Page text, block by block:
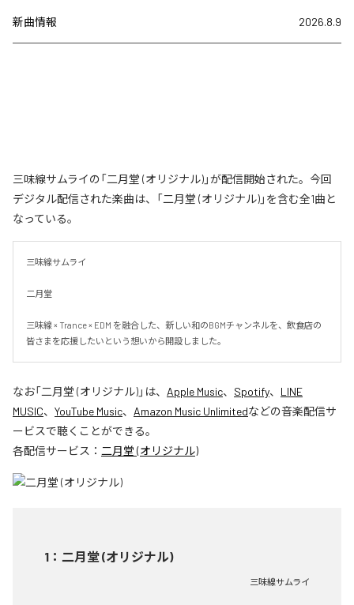
新曲情報 2026.8.9
三味線サムライの「二月堂 (オリジナル)」が配信開始された。今回
デジタル配信された楽曲は、「二月堂 (オリジナル)」を含む全1曲と
なっている。
三味線サムライ
二月堂
三味線 × Trance × EDM を融合した、新しい和のBGMチャンネルを、飲食店の
皆さまを応援したいという想いから開設しました。
なお「二月堂 (オリジナル)」は、 Apple Music、 Spotify、 LINE
MUSIC、 YouTube Music、 Amazon Music Unlimitedなどの音楽配信サ
ービスで聴くことができる。
各配信サービス： 二月堂 (オリジナル)
1 ： 二月堂 (オリジナル)
三味線サムライ